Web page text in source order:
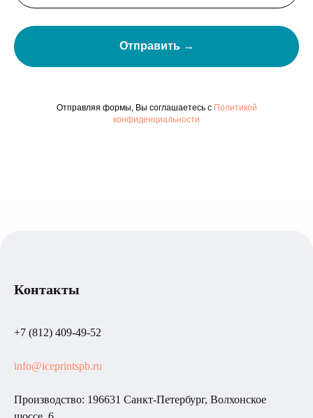
Отправить →
Отправляя формы, Вы соглашаетесь с Политикой
конфиденциальности
Контакты
+7 (812) 409-49-52
info@iceprintspb.ru
Производство: 196631 Санкт-Петербург, Волхонское